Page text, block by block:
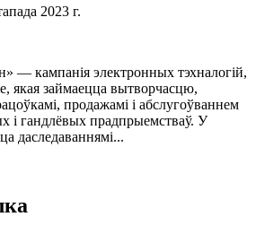
2023 г.
— кампанія электронных тэхналогій,
якая займаецца вытворчасцю,
продажамі і абслугоўваннем
і гандлёвых прадпрыемстваў. У
даследаваннямі...